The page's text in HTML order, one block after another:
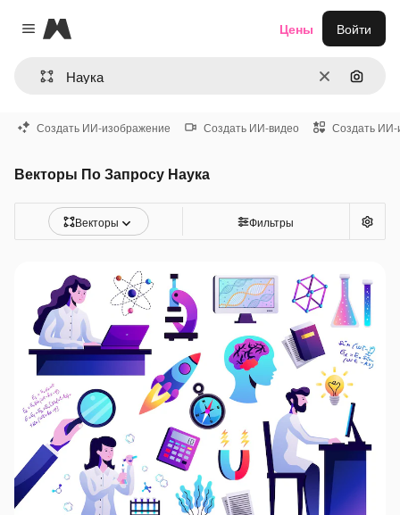
Close menu
Magnific
ОчиститьПоиск
Цены Войти
Создать ИИ-изображение Создать ИИ-видео Создать ИИ-
Векторы По Запросу Наука
Векторы Фильтры